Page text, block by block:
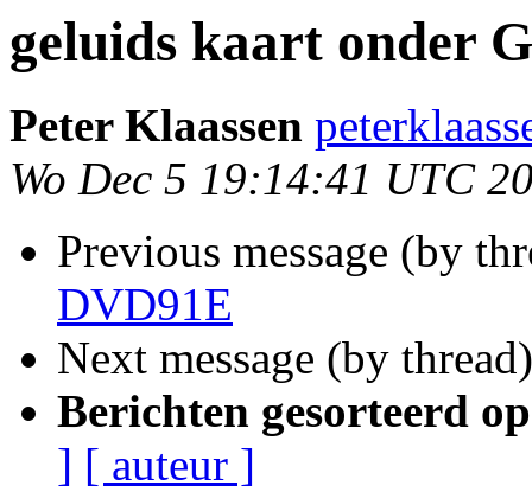
geluids kaart onder
Peter Klaassen
Wo Dec 5 19:14:41 UTC
Previous message (by
DVD91E
Next message (by
Berichten gesorteerd
] [ auteur ]